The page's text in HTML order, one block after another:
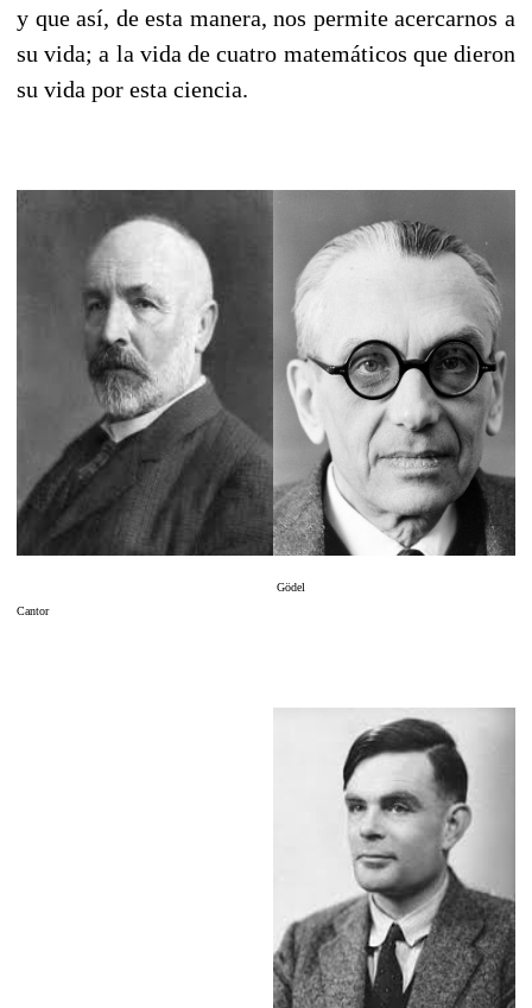
y que así, de esta manera, nos permite acercarnos a
su vida; a la vida de cuatro matemáticos que dieron
su vida por esta ciencia.
Cantor
Gödel